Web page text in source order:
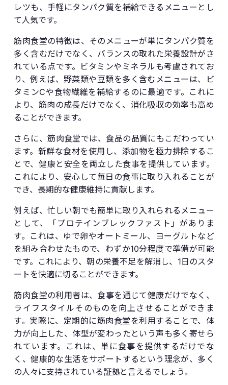
レツも、手軽にタンパク質を補給できるメニューとし
て人気です。
筋肉食堂の特徴は、そのメニューが単にタンパク質を
多く含むだけでなく、バランスの取れた栄養設計がさ
れている点です。ビタミンやミネラルも考慮されてお
り、例えば、野菜類や豆類を多く含むメニューは、ビ
タミンCや食物繊維を補給するのに最適です。これに
より、筋肉の成長だけでなく、消化吸収の効率も高め
ることができます。
さらに、筋肉食堂では、食品の品質にもこだわってい
ます。新鮮な食材を使用し、添加物を極力排除するこ
とで、健康と安全を両立した食事を提供しています。
これにより、安心して毎日の食事に取り入れることが
でき、長期的な健康維持に貢献します。
例えば、忙しい朝でも簡単に取り入れられるメニュー
として、「プロテインブレックファスト」がありま
す。これは、ゆで卵やオートミール、ヨーグルトなど
を組み合わせたもので、わずか10分程度で準備が可能
です。これにより、朝の栄養不足を解消し、1日のスタ
ートを快適に切ることができます。
筋肉食堂の利用者は、食事を通じて健康だけでなく、
ライフスタイルそのものを向上させることができま
す。実際に、定期的に筋肉食堂を利用することで、体
力が向上した、体型が変わったという声も多く寄せら
れています。これは、単に食事を提供するだけでな
く、健康的な生活をサポートするという理念が、多く
の人々に支持されている証拠と言えるでしょう。